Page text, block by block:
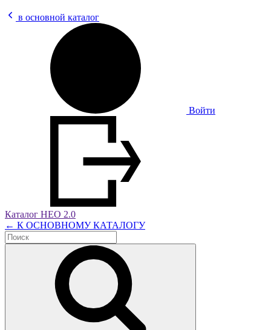
в основной каталог
Войти
Каталог НЕО 2.0
← К ОСНОВНОМУ КАТАЛОГУ